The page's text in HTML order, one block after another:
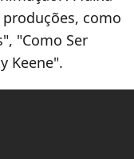
como
"Como Ser
Keene".